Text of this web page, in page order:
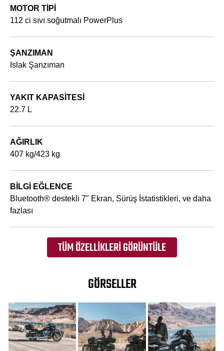
MOTOR TİPİ
112 ci sıvı soğutmalı PowerPlus
ŞANZIMAN
Islak Şanzıman
YAKIT KAPASITESI
22.7 L
AĞIRLIK
407 kg/423 kg
BİLGİ EĞLENCE
Bluetooth® destekli 7" Ekran, Sürüş İstatistikleri, ve daha
fazlası
TÜM ÖZELLIKLERI GÖRÜNTÜLE
GÖRSELLER